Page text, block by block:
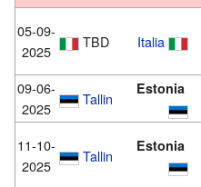
05-09-
2025
TBD Italia
09-06-
2025
Tallin
Estonia
11-10-
2025
Tallin
Estonia